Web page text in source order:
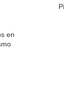
en